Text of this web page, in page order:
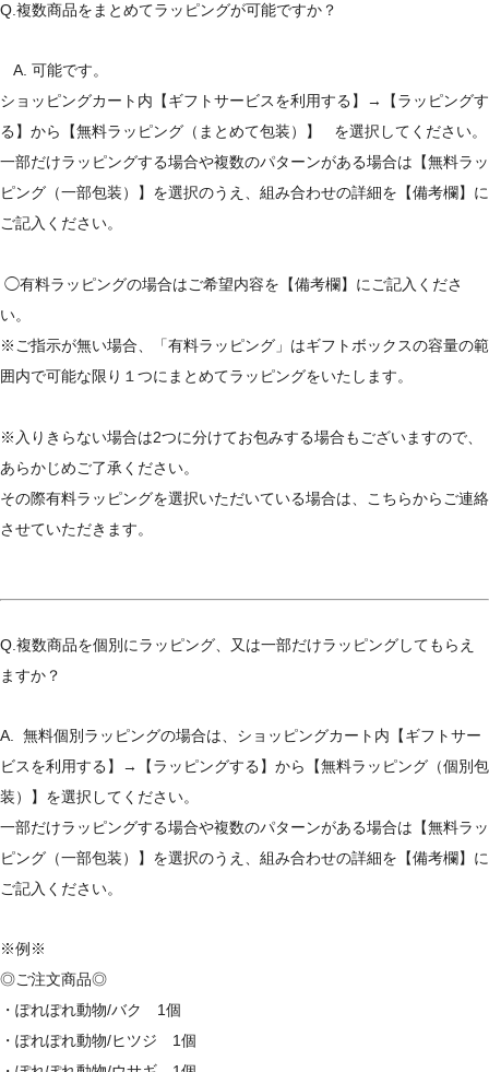
Q.複数商品をまとめてラッピングが可能ですか？
A. 可能です。
ショッピングカート内【ギフトサービスを利用する】→【ラッピングす
る】から【無料ラッピング（まとめて包装）】 を選択してください。
一部だけラッピングする場合や複数のパターンがある場合は【無料ラッ
ピング（一部包装）】を選択のうえ、組み合わせの詳細を【備考欄】に
ご記入ください。
◯有料ラッピングの場合はご希望内容を【備考欄】にご記入くださ
い。
※ご指示が無い場合、「有料ラッピング」はギフトボックスの容量の範
囲内で可能な限り１つにまとめてラッピングをいたします。
※入りきらない場合は2つに分けてお包みする場合もございますので、
あらかじめご了承ください。
その際有料ラッピングを選択いただいている場合は、こちらからご連絡
させていただきます。
Q.複数商品を個別にラッピング、又は一部だけラッピングしてもらえ
ますか？
A. 無料個別ラッピングの場合は、ショッピングカート内【ギフトサー
ビスを利用する】→【ラッピングする】から【無料ラッピング（個別包
装）】を選択してください。
一部だけラッピングする場合や複数のパターンがある場合は【無料ラッ
ピング（一部包装）】を選択のうえ、組み合わせの詳細を【備考欄】に
ご記入ください。
※例※
◎ご注文商品◎
・ぽれぽれ動物/バク 1個
・ぽれぽれ動物/ヒツジ 1個